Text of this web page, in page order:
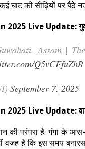
घाट की सीढ़ियों पर बैठे
Live Update:
Assam |
Q5vCFfuZhR
September 7, 2025
Live Update:
की परंपरा है. गंगा के
वजह है कि इस समय